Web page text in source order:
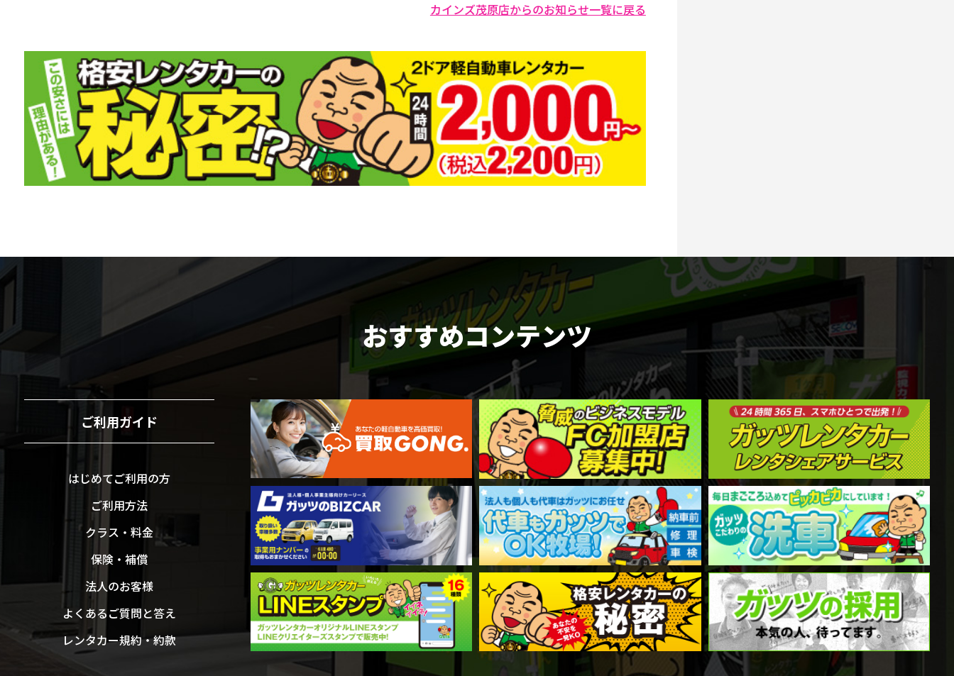
カインズ茂原店からのお知らせ一覧に戻る
おすすめコンテンツ
ご利用ガイド
はじめてご利用の方
ご利用方法
クラス・料金
保険・補償
法人のお客様
よくあるご質問と答え
レンタカー規約・約款